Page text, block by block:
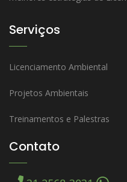
Serviços
Licenciamento Ambiental
Projetos Ambientais
Treinamentos e Palestras
Contato